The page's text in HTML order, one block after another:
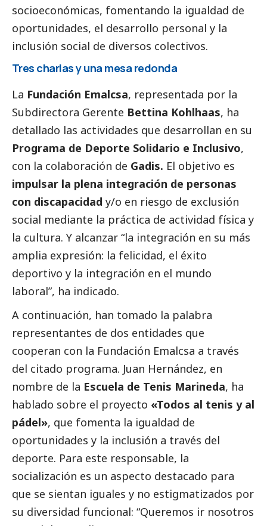
socioeconómicas, fomentando la igualdad de
oportunidades, el desarrollo personal y la
inclusión social de diversos colectivos.
Tres charlas y una mesa redonda
La Fundación Emalcsa, representada por la
Subdirectora Gerente Bettina Kohlhaas, ha
detallado las actividades que desarrollan en su
Programa de Deporte Solidario e Inclusivo,
con la colaboración de Gadis. El objetivo es
impulsar la plena integración de personas
con discapacidad y/o en riesgo de exclusión
social mediante la práctica de actividad física y
la cultura. Y alcanzar “la integración en su más
amplia expresión: la felicidad, el éxito
deportivo y la integración en el mundo
laboral”, ha indicado.
A continuación, han tomado la palabra
representantes de dos entidades que
cooperan con la Fundación Emalcsa a través
del citado programa. Juan Hernández, en
nombre de la Escuela de Tenis Marineda, ha
hablado sobre el proyecto «Todos al tenis y al
pádel», que fomenta la igualdad de
oportunidades y la inclusión a través del
deporte. Para este responsable, la
socialización es un aspecto destacado para
que se sientan iguales y no estigmatizados por
su diversidad funcional: “Queremos ir nosotros